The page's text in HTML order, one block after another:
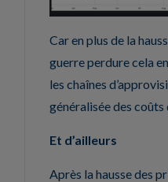
Car en plus de la
guerre perdure cela
les chaînes
généralisée des coûts
Et d’ailleurs
Après la hausse des